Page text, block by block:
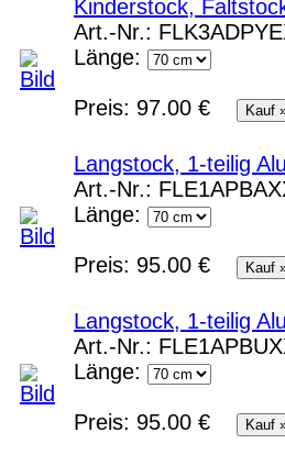
Kinderstock,
Art.-Nr.:
Länge:
Preis: 97.00 €
Langstock, 1-teilig
Art.-Nr.:
Länge:
Preis: 95.00 €
Langstock, 1-teilig
Art.-Nr.:
Länge:
Preis: 95.00 €